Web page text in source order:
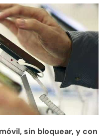
sin bloquear, y con